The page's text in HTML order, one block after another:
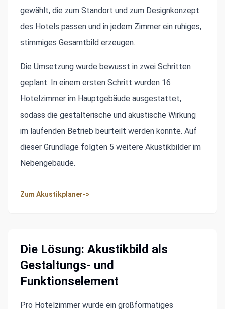
gewählt, die zum Standort und zum Designkonzept
des Hotels passen und in jedem Zimmer ein ruhiges,
stimmiges Gesamtbild erzeugen.
Die Umsetzung wurde bewusst in zwei Schritten
geplant. In einem ersten Schritt wurden 16
Hotelzimmer im Hauptgebäude ausgestattet,
sodass die gestalterische und akustische Wirkung
im laufenden Betrieb beurteilt werden konnte. Auf
dieser Grundlage folgten 5 weitere Akustikbilder im
Nebengebäude.
Zum Akustikplaner->
Die Lösung: Akustikbild als
Gestaltungs- und
Funktionselement
Pro Hotelzimmer wurde ein großformatiges